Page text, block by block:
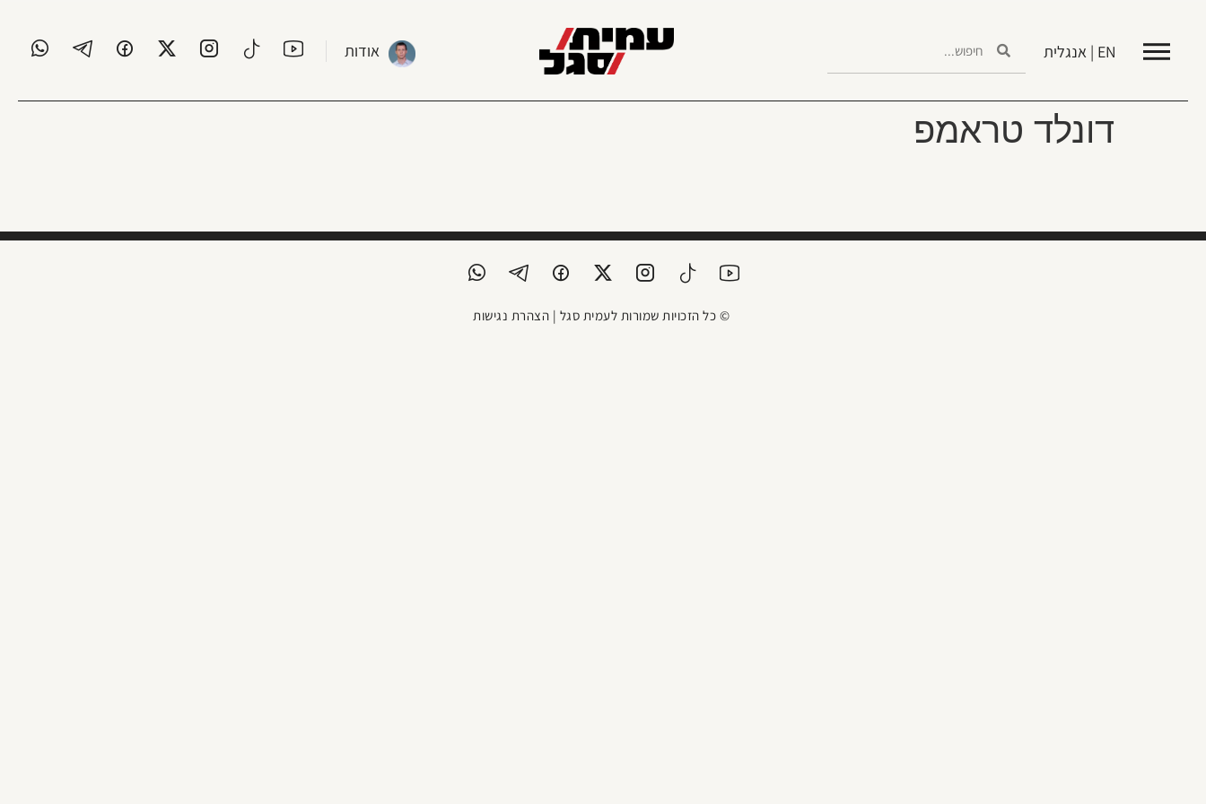
EN | אנגלית אודות
דונלד טראמפ
© כל הזכויות שמורות לעמית סגל | הצהרת נגישות